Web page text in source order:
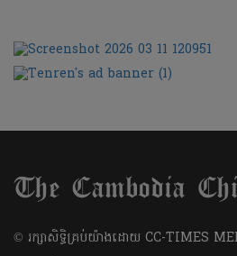
​© រក្សា​សិទ្ធិ​គ្រប់​យ៉ាង​ដោយ​ CC-TIMES